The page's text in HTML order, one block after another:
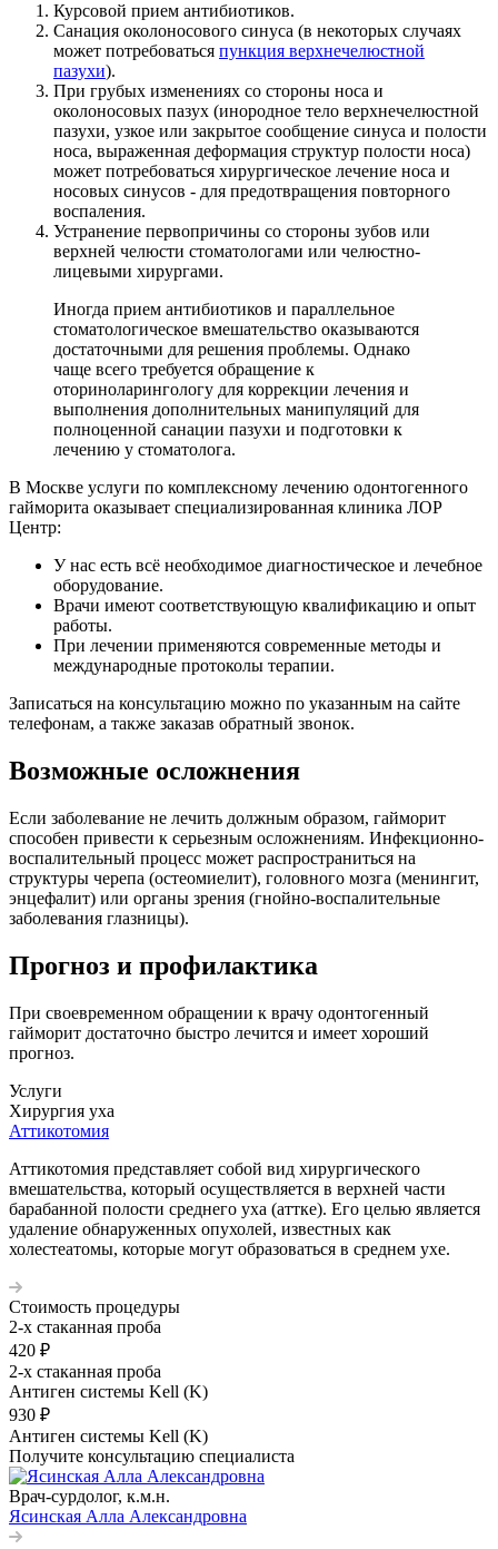
Курсовой прием антибиотиков.
Санация околоносового синуса (в некоторых случаях
может потребоваться пункция верхнечелюстной
пазухи).
При грубых изменениях со стороны носа и
околоносовых пазух (инородное тело верхнечелюстной
пазухи, узкое или закрытое сообщение синуса и полости
носа, выраженная деформация структур полости носа)
может потребоваться хирургическое лечение носа и
носовых синусов - для предотвращения повторного
воспаления.
Устранение первопричины со стороны зубов или
верхней челюсти стоматологами или челюстно-
лицевыми хирургами.
Иногда прием антибиотиков и параллельное
стоматологическое вмешательство оказываются
достаточными для решения проблемы. Однако
чаще всего требуется обращение к
оториноларингологу для коррекции лечения и
выполнения дополнительных манипуляций для
полноценной санации пазухи и подготовки к
лечению у стоматолога.
В Москве услуги по комплексному лечению одонтогенного
гайморита оказывает специализированная клиника ЛОР
Центр:
У нас есть всё необходимое диагностическое и лечебное
оборудование.
Врачи имеют соответствующую квалификацию и опыт
работы.
При лечении применяются современные методы и
международные протоколы терапии.
Записаться на консультацию можно по указанным на сайте
телефонам, а также заказав обратный звонок.
Возможные осложнения
Если заболевание не лечить должным образом, гайморит
способен привести к серьезным осложнениям. Инфекционно-
воспалительный процесс может распространиться на
структуры черепа (остеомиелит), головного мозга (менингит,
энцефалит) или органы зрения (гнойно-воспалительные
заболевания глазницы).
Прогноз и профилактика
При своевременном обращении к врачу одонтогенный
гайморит достаточно быстро лечится и имеет хороший
прогноз.
Услуги
Хирургия уха
Аттикотомия
Аттикотомия представляет собой вид хирургического
вмешательства, который осуществляется в верхней части
барабанной полости среднего уха (аттке). Его целью является
удаление обнаруженных опухолей, известных как
холестеатомы, которые могут образоваться в среднем ухе.
Стоимость процедуры
2-х стаканная проба
420 ₽
2-х стаканная проба
Антиген системы Kell (K)
930 ₽
Антиген системы Kell (K)
Получите консультацию специалиста
Врач-сурдолог, к.м.н.
Ясинская Алла Александровна